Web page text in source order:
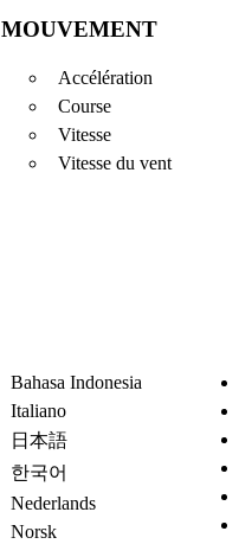
MOUVEMENT
Accélération
Course
Vitesse
Vitesse du vent
Bahasa Indonesia
Italiano
日本語
한국어
Nederlands
Norsk